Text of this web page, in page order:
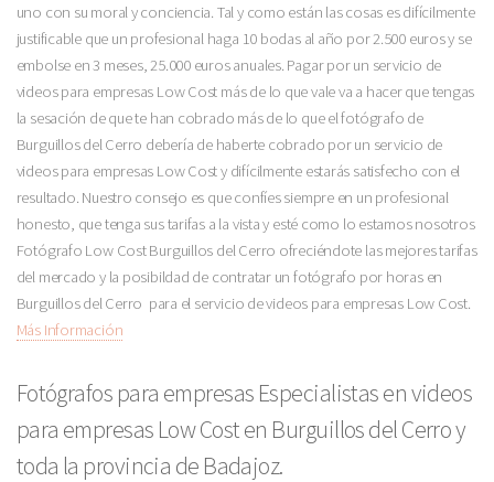
uno con su moral y conciencia. Tal y como están las cosas es difícilmente
justificable que un profesional haga 10 bodas al año por 2.500 euros y se
embolse en 3 meses, 25.000 euros anuales. Pagar por un servicio de
videos para empresas Low Cost más de lo que vale va a hacer que tengas
la sesación de que te han cobrado más de lo que el fotógrafo de
Burguillos del Cerro debería de haberte cobrado por un servicio de
videos para empresas Low Cost y difícilmente estarás satisfecho con el
resultado. Nuestro consejo es que confíes siempre en un profesional
honesto, que tenga sus tarifas a la vista y esté como lo estamos nosotros
Fotógrafo Low Cost Burguillos del Cerro ofreciéndote las mejores tarifas
del mercado y la posibildad de contratar un fotógrafo por horas en
Burguillos del Cerro para el servicio de videos para empresas Low Cost.
Más Información
Fotógrafos para empresas Especialistas en videos
para empresas Low Cost en Burguillos del Cerro y
toda la provincia de Badajoz.